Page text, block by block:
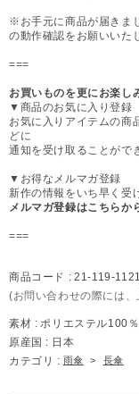
※お手元に商品が届きま
の動作確認をお願いいた
===
お買いものを更にお楽し
▼商品のお気に入り登録
お気に入りアイテムの商
どに
通知を受け取ることがで
▼お得なメルマガ登録
新作の情報をいち早く受
メルマガ登録はこちらか
===
商品コード : 21-119-
(お問い合わせの際には
素材 : ポリエステル100％
原産国 : 日本
カテゴリ : 雨傘 > 長傘